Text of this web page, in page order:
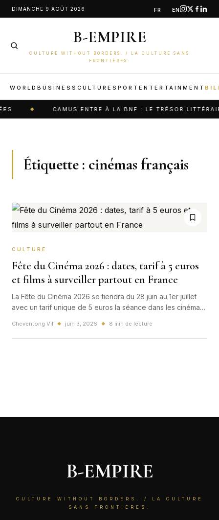
AllerDIMANCHE 9 AOÛT 2026 FR EN
B-EMPIRE
CULTURE WITHOUT BORDERS. / LA CULTURE SANS
FRONTIÈRES.
WORLD BUSINESS CULTURE SPORT ENTERTAINMENT
CAMUS ENTRE À LA BNF : LE TRÉSOR
Étiquette : cinémas français
CULTURE
Fête du Cinéma 2026 : dates, tarif à 5 euros
et films à surveiller partout en France
La Fête du Cinéma 2026 se tiendra du 28 juin au 1er juillet
avec un tarif unique de 5 euros la séance dans les cinémas
pour les salles françaises.
Cheventong Vil ◆ juin 3, 2026 ◆ 8 min de lecture
B-EMPIRE
CULTURE WITHOUT BORDERS. / LA CULTURE
SANS FRONTIÈRES.